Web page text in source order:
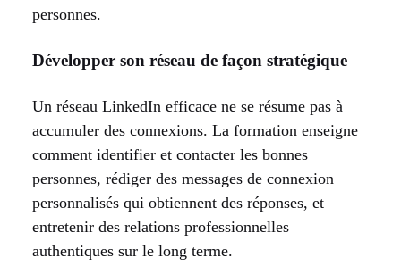
personnes.
Développer son réseau de façon stratégique
Un réseau LinkedIn efficace ne se résume pas à
accumuler des connexions. La formation enseigne
comment identifier et contacter les bonnes
personnes, rédiger des messages de connexion
personnalisés qui obtiennent des réponses, et
entretenir des relations professionnelles
authentiques sur le long terme.